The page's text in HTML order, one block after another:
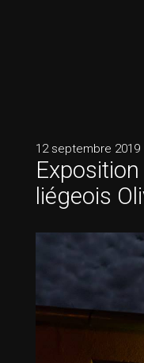
12 septembre 2019
liégeois